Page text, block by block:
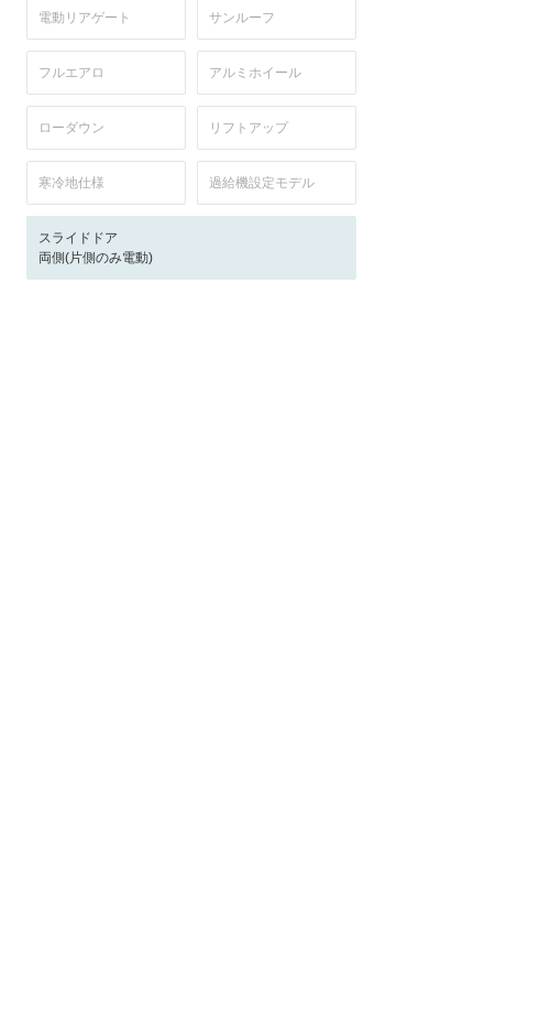
電動リアゲート サンルーフ
フルエアロ アルミホイール
ローダウン リフトアップ
寒冷地仕様 過給機設定モデル
スライドドア
両側(片側のみ電動)